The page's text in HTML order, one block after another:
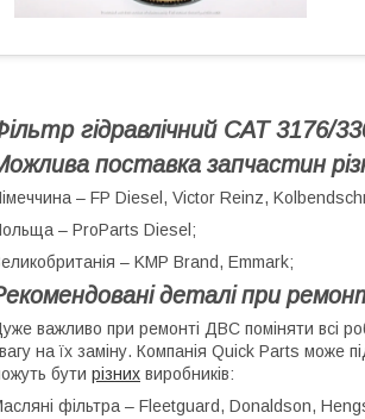
гідравлічний CAT 3176/
поставка запчастин
– FP Diesel, Victor Reinz,
– ProParts Diesel;
– KMP Brand, Emmark;
деталі при
важливо при ремонті ДВС поміняти всі
на їх заміну. Компанія Quick Parts може
бути різних виробників:
фільтра – Fleetguard, Donaldson,